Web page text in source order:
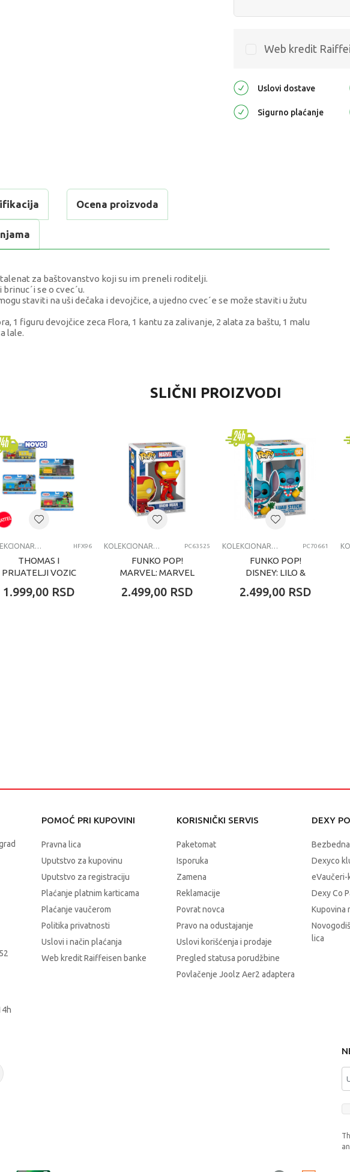
Web kredit
Uslovi dostave
Sigurno plaćanje
Ocena proizvoda
za baštovanstvo koji su im preneli roditelji.
se o cvec´u.
staviti na uši dečaka i devojčice, a ujedno cvec´e se može staviti u žutu
1 figuru devojčice zeca Flora, 1 kantu za zalivanje, 2 alata za baštu, 1 malu
lale.
Kolekcionarske figure i setovi
AKCIONI SETOVI
SLIČNI PROIZVODI
KOLEKCIONARSKE FIGURE I SETOVI HFX96
THOMAS I
PRIJATELJI VOZIC
1.999,00 RSD
KOLEKCIONARSKE FIGURE I SETOVI PC63525
FUNKO POP!
MARVEL: MARVEL
IRON MAN
2.499,00 RSD
KOLEKCIONARSKE FIGURE I SETOVI PC70661
FUNKO POP!
DISNEY: LILO &
2.499,00 RSD
POMOĆ PRI KUPOVINI
Pravna lica
Uputstvo za kupovinu
Uputstvo za registraciju
Plaćanje platnim karticama
Plaćanje vaučerom
Politika privatnosti
Uslovi i način plaćanja
Web kredit Raiffeisen banke
KORISNIČKI SERVIS
Paketomat
Isporuka
Zamena
Reklamacije
Povrat novca
Pravo na odustajanje
Uslovi korišćenja i prodaje
Pregled statusa porudžbine
Povlačenje Joolz Aer2 adaptera
DEXY
Dexyco
Dexy Co
Kupovina
lica